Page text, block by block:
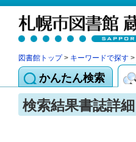
図書館トップ> キーワードで探す >
かんたん検索
検索結果書誌詳細